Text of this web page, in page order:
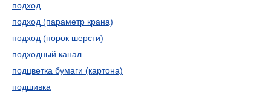
подход
подход (параметр крана)
подход (порок шерсти)
подходный канал
подцветка бумаги (картона)
подшивка